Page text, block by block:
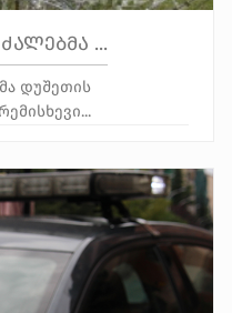
...
დუშეთის